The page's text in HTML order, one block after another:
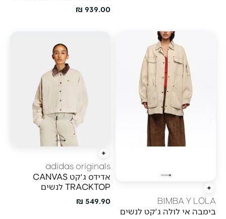
מחיר מבצע
939.00 ₪
הוספה מהירה
BIMBA Y LOLA
בימבה אי לולה ג'קט לנשים
הוספה מהירה
adidas originals
אדידס ג'קט CANVAS
TRACKTOP לנשים
מחיר מבצע
549.90 ₪